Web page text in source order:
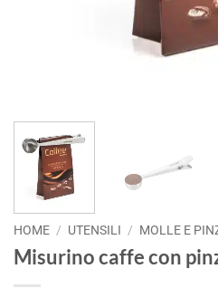
HOME / UTENSILI / MOLLE E
Misurino caffe con